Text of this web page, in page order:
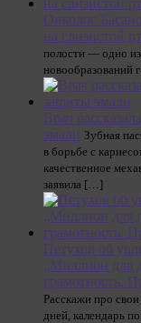
Онколог
на слизистой
полости — одно
новообразований
Врач
эмали Зубная
в борьбе с
качественное
заявила […]
Петухов об
„Миллион для
грамотность.
Расскажи про
дней, календарь